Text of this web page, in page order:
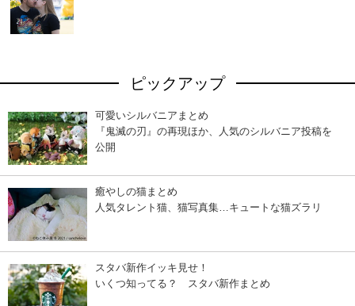
ピックアップ
可愛いシルバニアまとめ
『鬼滅の刃』の再現ほか、人気のシルバニア投稿を
公開
癒やしの猫まとめ
人気タレント猫、猫写真集…キュートな猫ズラリ
スタバ新作イッキ見せ！
いくつ知ってる？ スタバ新作まとめ